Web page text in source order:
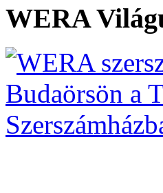
WERA